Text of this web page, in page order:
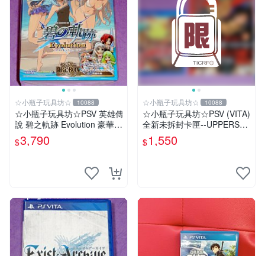
☆小瓶子玩具坊☆ 10088
☆小瓶子玩具坊☆PSV 英雄傳
說 碧之軌跡 Evolution 豪華限
定版 CHANA-ANI 限定BOX
(日版)
$3,790
☆小瓶子玩具坊☆ 10088
☆小瓶子玩具坊☆PSV (VITA)
全新未拆封卡匣--UPPERS
(日版) + 特典--冊子&CD
$1,550